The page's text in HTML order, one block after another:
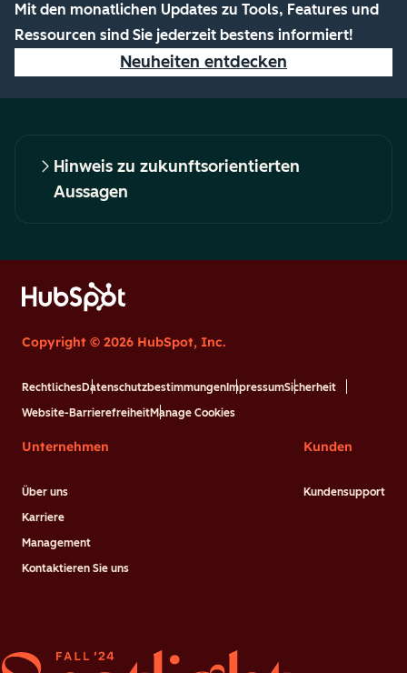
Mit den monatlichen Updates zu Tools, Features und
Ressourcen sind Sie jederzeit bestens informiert!
Neuheiten entdecken
Hinweis zu zukunftsorientierten
Aussagen
Copyright © 2026 HubSpot, Inc.
RechtlichesDatenschutzbestimmungen ImpressumSicherheit
Website-BarrierefreiheitManage Cookies
Unternehmen
Über uns
Karriere
Management
Kontaktieren Sie uns
Kunden
Kundensupport